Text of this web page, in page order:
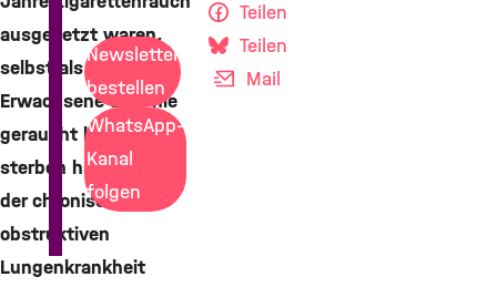
ausgesetzt waren,
selbst als
Erwachsene aber nie
geraucht haben,
sterben häufiger an
der chronisch
obstruktiven
Lungenkrankheit
Teilen
Teilen
Mail
Newsletter
bestellen
WhatsApp-
Kanal
folgen